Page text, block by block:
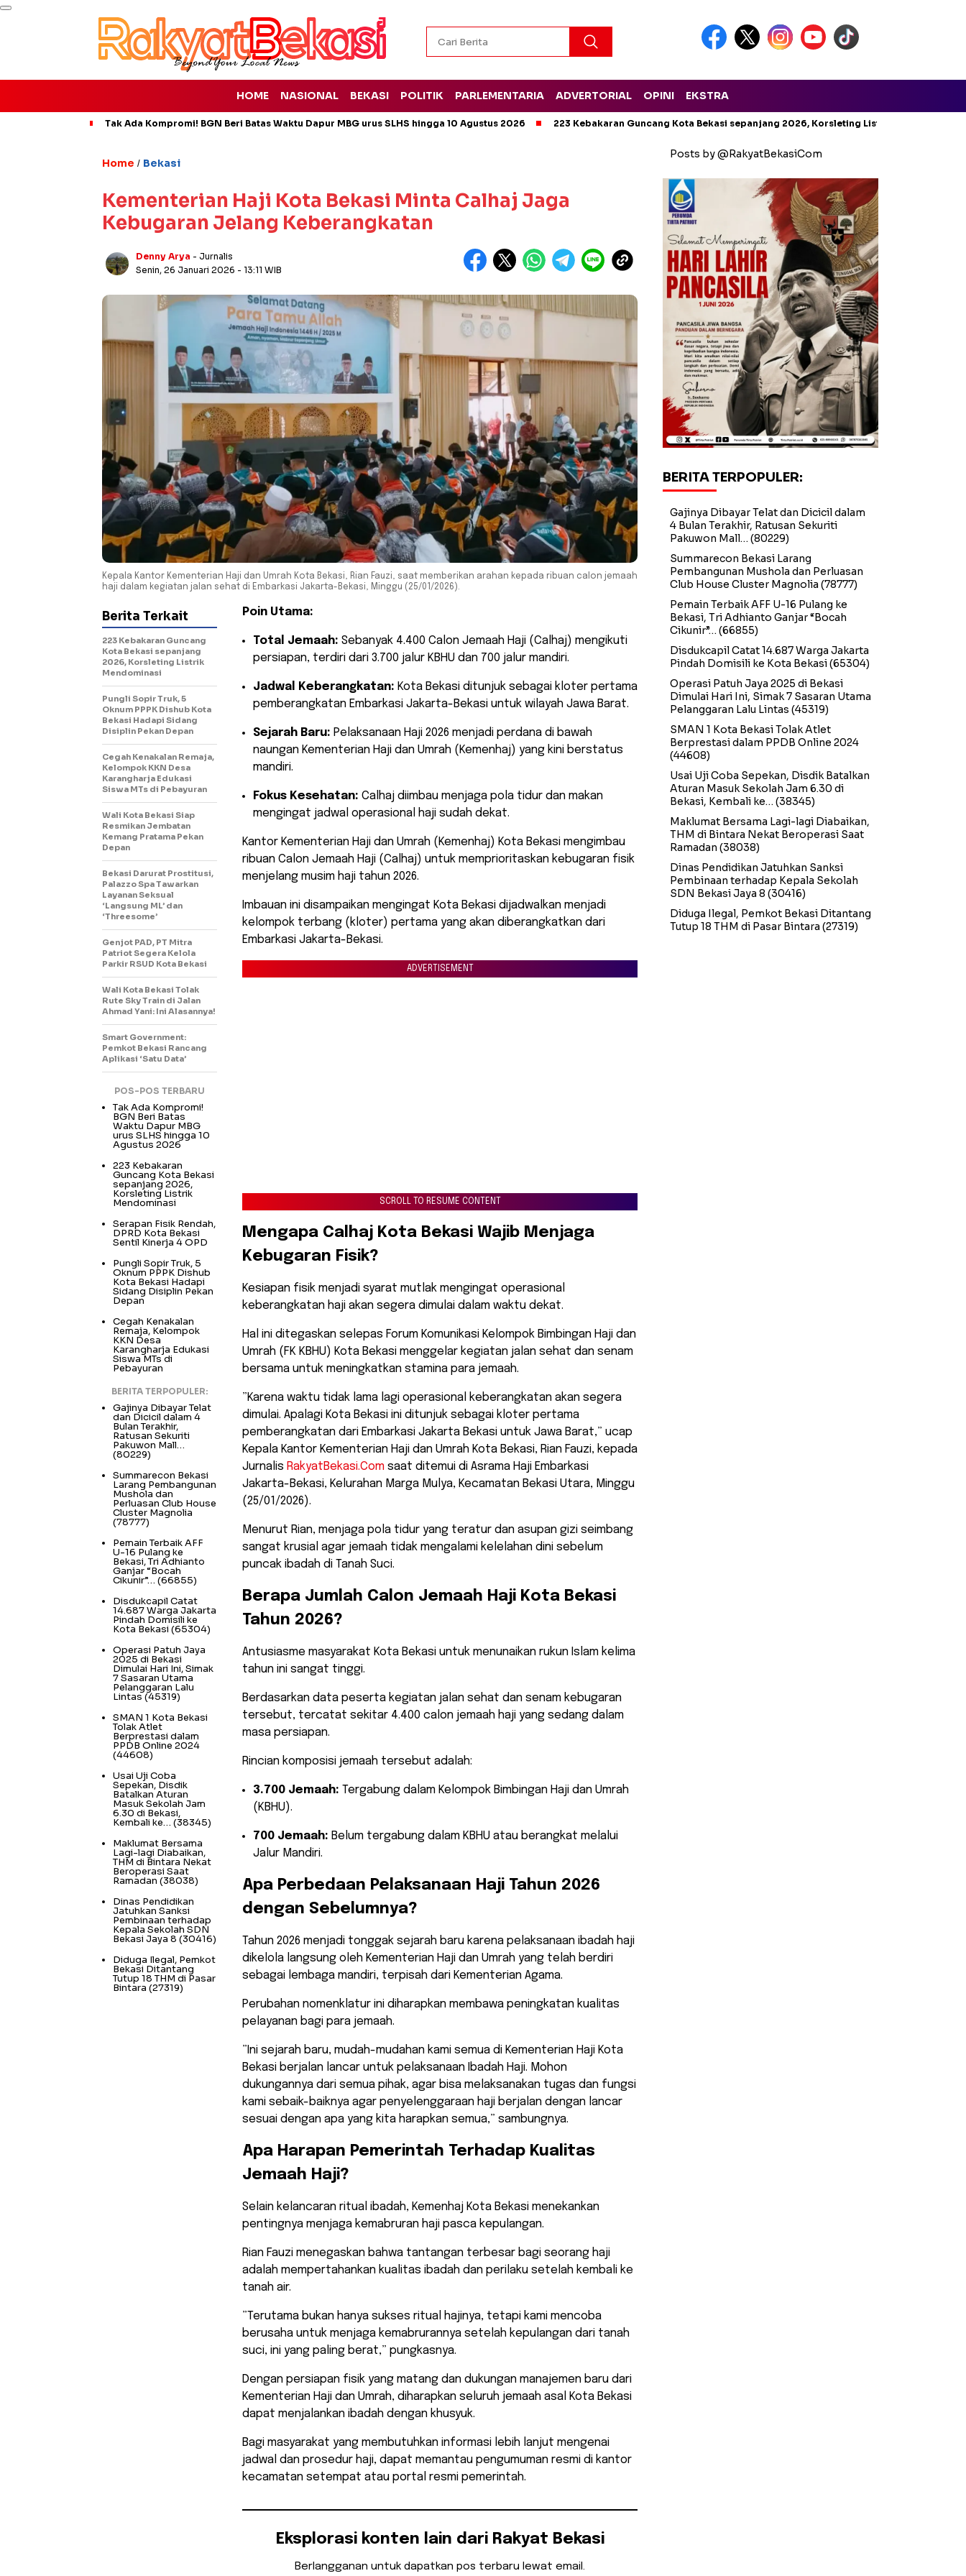
HOME NASIONAL BEKASI POLITIK PARLEMENTARIA ADVERTORIAL OPINI EKSTRA
Tak Ada Kompromi! BGN Beri Batas Waktu Dapur MBG urus SLHS hingga 10 Agustus 2026 223 Kebakaran Guncang Kota Bekasi sepanjang 2026, Korsleting Listrik Mendominasi
Home / Bekasi
Kementerian Haji Kota Bekasi Minta Calhaj Jaga
Kebugaran Jelang Keberangkatan
Denny Arya - Jurnalis
Senin, 26 Januari 2026 - 13:11 WIB
Kepala Kantor Kementerian Haji dan Umrah Kota Bekasi, Rian Fauzi, saat memberikan arahan kepada ribuan calon jemaah
haji dalam kegiatan jalan sehat di Embarkasi Jakarta-Bekasi, Minggu (25/01/2026).
Poin Utama:
Total Jemaah: Sebanyak 4.400 Calon Jemaah Haji (Calhaj) mengikuti
persiapan, terdiri dari 3.700 jalur KBHU dan 700 jalur mandiri.
Jadwal Keberangkatan: Kota Bekasi ditunjuk sebagai kloter pertama
pemberangkatan Embarkasi Jakarta-Bekasi untuk wilayah Jawa Barat.
Sejarah Baru: Pelaksanaan Haji 2026 menjadi perdana di bawah
naungan Kementerian Haji dan Umrah (Kemenhaj) yang kini berstatus
mandiri.
Fokus Kesehatan: Calhaj diimbau menjaga pola tidur dan makan
mengingat jadwal operasional haji sudah dekat.
​Kantor Kementerian Haji dan Umrah (Kemenhaj) Kota Bekasi mengimbau
ribuan Calon Jemaah Haji (Calhaj) untuk memprioritaskan kebugaran fisik
menjelang musim haji tahun 2026.
Imbauan ini disampaikan mengingat Kota Bekasi dijadwalkan menjadi
kelompok terbang (kloter) pertama yang akan diberangkatkan dari
Embarkasi Jakarta-Bekasi.
ADVERTISEMENT
SCROLL TO RESUME CONTENT
​Mengapa Calhaj Kota Bekasi Wajib Menjaga
Kebugaran Fisik?
​Kesiapan fisik menjadi syarat mutlak mengingat operasional
keberangkatan haji akan segera dimulai dalam waktu dekat.
Hal ini ditegaskan selepas Forum Komunikasi Kelompok Bimbingan Haji dan
Umrah (FK KBHU) Kota Bekasi menggelar kegiatan jalan sehat dan senam
bersama untuk meningkatkan stamina para jemaah.
​”Karena waktu tidak lama lagi operasional keberangkatan akan segera
dimulai. Apalagi Kota Bekasi ini ditunjuk sebagai kloter pertama
pemberangkatan dari Embarkasi Jakarta Bekasi untuk Jawa Barat,” ucap
Kepala Kantor Kementerian Haji dan Umrah Kota Bekasi, Rian Fauzi, kepada
Jurnalis RakyatBekasi.Com saat ditemui di Asrama Haji Embarkasi
Jakarta-Bekasi, Kelurahan Marga Mulya, Kecamatan Bekasi Utara, Minggu
(25/01/2026).
​Menurut Rian, menjaga pola tidur yang teratur dan asupan gizi seimbang
sangat krusial agar jemaah tidak mengalami kelelahan dini sebelum
puncak ibadah di Tanah Suci.
​Berapa Jumlah Calon Jemaah Haji Kota Bekasi
Tahun 2026?
​Antusiasme masyarakat Kota Bekasi untuk menunaikan rukun Islam kelima
tahun ini sangat tinggi.
Berdasarkan data peserta kegiatan jalan sehat dan senam kebugaran
tersebut, tercatat sekitar 4.400 calon jemaah haji yang sedang dalam
masa persiapan.
​Rincian komposisi jemaah tersebut adalah:
3.700 Jemaah: Tergabung dalam Kelompok Bimbingan Haji dan Umrah
(KBHU).
700 Jemaah: Belum tergabung dalam KBHU atau berangkat melalui
Jalur Mandiri.
​Apa Perbedaan Pelaksanaan Haji Tahun 2026
dengan Sebelumnya?
​Tahun 2026 menjadi tonggak sejarah baru karena pelaksanaan ibadah haji
dikelola langsung oleh Kementerian Haji dan Umrah yang telah berdiri
sebagai lembaga mandiri, terpisah dari Kementerian Agama.
Perubahan nomenklatur ini diharapkan membawa peningkatan kualitas
pelayanan bagi para jemaah.
​”Ini sejarah baru, mudah-mudahan kami semua di Kementerian Haji Kota
Bekasi berjalan lancar untuk pelaksanaan Ibadah Haji. Mohon
dukungannya dari semua pihak, agar bisa melaksanakan tugas dan fungsi
kami sebaik-baiknya agar penyelenggaraan haji berjalan dengan lancar
sesuai dengan apa yang kita harapkan semua,” sambungnya.
​Apa Harapan Pemerintah Terhadap Kualitas
Jemaah Haji?
​Selain kelancaran ritual ibadah, Kemenhaj Kota Bekasi menekankan
pentingnya menjaga kemabruran haji pasca kepulangan.
Rian Fauzi menegaskan bahwa tantangan terbesar bagi seorang haji
adalah mempertahankan kualitas ibadah dan perilaku setelah kembali ke
tanah air.
​”Terutama bukan hanya sukses ritual hajinya, tetapi kami mencoba
berusaha untuk menjaga kemabrurannya setelah kepulangan dari tanah
suci, ini yang paling berat,” pungkasnya.
​Dengan persiapan fisik yang matang dan dukungan manajemen baru dari
Kementerian Haji dan Umrah, diharapkan seluruh jemaah asal Kota Bekasi
dapat menjalankan ibadah dengan khusyuk.
Bagi masyarakat yang membutuhkan informasi lebih lanjut mengenai
jadwal dan prosedur haji, dapat memantau pengumuman resmi di kantor
kecamatan setempat atau portal resmi pemerintah.
Eksplorasi konten lain dari Rakyat Bekasi
Berlangganan untuk dapatkan pos terbaru lewat email.
Berita Terkait
223 Kebakaran Guncang
Kota Bekasi sepanjang
2026, Korsleting Listrik
Mendominasi
Pungli Sopir Truk, 5
Oknum PPPK Dishub Kota
Bekasi Hadapi Sidang
Disiplin Pekan Depan
Cegah Kenakalan Remaja,
Kelompok KKN Desa
Karangharja Edukasi
Siswa MTs di Pebayuran
Wali Kota Bekasi Siap
Resmikan Jembatan
Kemang Pratama Pekan
Depan
Bekasi Darurat Prostitusi,
Palazzo Spa Tawarkan
Layanan Seksual
‘Langsung ML’ dan
‘Threesome’
Genjot PAD, PT Mitra
Patriot Segera Kelola
Parkir RSUD Kota Bekasi
Wali Kota Bekasi Tolak
Rute Sky Train di Jalan
Ahmad Yani: Ini Alasannya!
Smart Government:
Pemkot Bekasi Rancang
Aplikasi ‘Satu Data’
POS-POS TERBARU
Tak Ada Kompromi!
BGN Beri Batas
Waktu Dapur MBG
urus SLHS hingga 10
Agustus 2026
223 Kebakaran
Guncang Kota Bekasi
sepanjang 2026,
Korsleting Listrik
Mendominasi
Serapan Fisik Rendah,
DPRD Kota Bekasi
Sentil Kinerja 4 OPD
Pungli Sopir Truk, 5
Oknum PPPK Dishub
Kota Bekasi Hadapi
Sidang Disiplin Pekan
Depan
Cegah Kenakalan
Remaja, Kelompok
KKN Desa
Karangharja Edukasi
Siswa MTs di
Pebayuran
BERITA TERPOPULER:
Gajinya Dibayar Telat
dan Dicicil dalam 4
Bulan Terakhir,
Ratusan Sekuriti
Pakuwon Mall…
(80229)
Summarecon Bekasi
Larang Pembangunan
Mushola dan
Perluasan Club House
Cluster Magnolia
(78777)
Pemain Terbaik AFF
U-16 Pulang ke
Bekasi, Tri Adhianto
Ganjar “Bocah
Cikunir”… (66855)
Disdukcapil Catat
14.687 Warga Jakarta
Pindah Domisili ke
Kota Bekasi (65304)
Operasi Patuh Jaya
2025 di Bekasi
Dimulai Hari Ini, Simak
7 Sasaran Utama
Pelanggaran Lalu
Lintas(45319)
SMAN 1 Kota Bekasi
Tolak Atlet
Berprestasi dalam
PPDB Online 2024
(44608)
Usai Uji Coba
Sepekan, Disdik
Batalkan Aturan
Masuk Sekolah Jam
6.30 di Bekasi,
Kembali ke… (38345)
Maklumat Bersama
Lagi-lagi Diabaikan,
THM di Bintara Nekat
Beroperasi Saat
Ramadan (38038)
Dinas Pendidikan
Jatuhkan Sanksi
Pembinaan terhadap
Kepala Sekolah SDN
Bekasi Jaya 8 (30416)
Diduga Ilegal, Pemkot
Bekasi Ditantang
Tutup 18 THM di Pasar
Bintara (27319)
Posts by @RakyatBekasiCom
BERITA TERPOPULER:
Gajinya Dibayar Telat dan Dicicil dalam
4 Bulan Terakhir, Ratusan Sekuriti
Pakuwon Mall… (80229)
Summarecon Bekasi Larang
Pembangunan Mushola dan Perluasan
Club House Cluster Magnolia (78777)
Pemain Terbaik AFF U-16 Pulang ke
Bekasi, Tri Adhianto Ganjar “Bocah
Cikunir”… (66855)
Disdukcapil Catat 14.687 Warga Jakarta
Pindah Domisili ke Kota Bekasi(65304)
Operasi Patuh Jaya 2025 di Bekasi
Dimulai Hari Ini, Simak 7 Sasaran Utama
Pelanggaran Lalu Lintas (45319)
SMAN 1 Kota Bekasi Tolak Atlet
Berprestasi dalam PPDB Online 2024
(44608)
Usai Uji Coba Sepekan, Disdik Batalkan
Aturan Masuk Sekolah Jam 6.30 di
Bekasi, Kembali ke… (38345)
Maklumat Bersama Lagi-lagi Diabaikan,
THM di Bintara Nekat Beroperasi Saat
Ramadan (38038)
Dinas Pendidikan Jatuhkan Sanksi
Pembinaan terhadap Kepala Sekolah
SDN Bekasi Jaya 8 (30416)
Diduga Ilegal, Pemkot Bekasi Ditantang
Tutup 18 THM di Pasar Bintara (27319)